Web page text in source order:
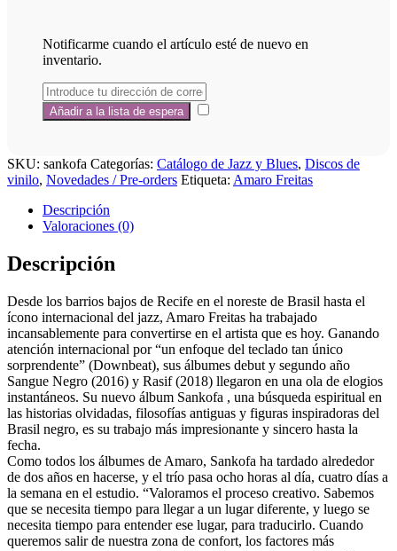
Notificarme cuando el artículo esté de nuevo en
inventario.
SKU: sankofa Categorías: Catálogo de Jazz y Blues, Discos de
vinilo, Novedades / Pre-orders Etiqueta: Amaro Freitas
Descripción
Valoraciones (0)
Descripción
Desde los barrios bajos de Recife en el noreste de Brasil hasta el
ícono internacional del jazz, Amaro Freitas ha trabajado
incansablemente para convertirse en el artista que es hoy. Ganando
atención internacional por “un enfoque del teclado tan único
sorprendente” (Downbeat), sus álbumes debut y segundo año
Sangue Negro (2016) y Rasif (2018) llegaron en una ola de elogios
instantáneos. Su nuevo álbum Sankofa , una búsqueda espiritual en
las historias olvidadas, filosofías antiguas y figuras inspiradoras del
Brasil negro, es su trabajo más impresionante y sincero hasta la
fecha.
Como todos los álbumes de Amaro, Sankofa ha tardado alrededor
de dos años en hacerse, y el trío pasa ocho horas al día, cuatro días a
la semana en el estudio. “Valoramos el proceso creativo. Sabemos
que se necesita tiempo para llegar a un lugar diferente, y luego se
necesita tiempo para entender ese lugar, para traducirlo. Cuando
queremos salir de nuestra zona de confort, los factores más